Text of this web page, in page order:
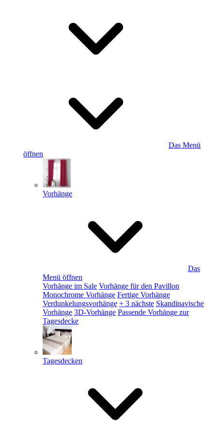
Das Menü
öffnen
Vorhänge
Das
Menü öffnen
Vorhänge im Sale Vorhänge für den Pavillon
Monochrome Vorhänge Fertige Vorhänge
Verdunkelungsvorhänge + 3 nächste Skandinavische
Vorhänge 3D-Vorhänge Passende Vorhänge zur
Tagesdecke
Tagesdecken